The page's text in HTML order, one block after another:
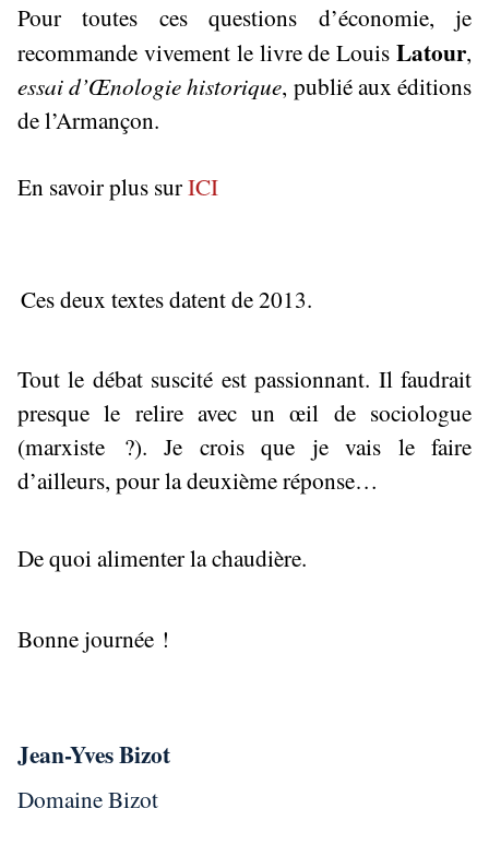
Pour toutes ces questions d’économie, je
recommande vivement le livre de Louis Latour,
essai d’Œnologie historique, publié aux éditions
de l’Armançon.
En savoir plus surICI
Ces deux textes datent de 2013.
Tout le débat suscité est passionnant. Il faudrait
presque le relire avec un œil de sociologue
(marxiste ?). Je crois que je vais le faire
d’ailleurs, pour la deuxième réponse…
De quoi alimenter la chaudière.
Bonne journée !
Jean-Yves Bizot
Domaine Bizot